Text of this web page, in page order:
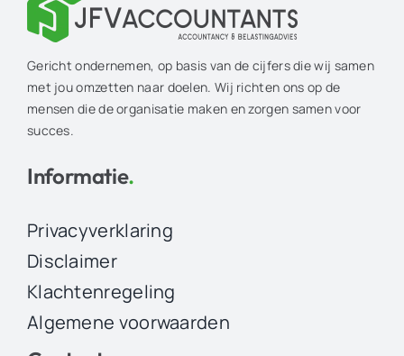
Gericht ondernemen, op basis van de cijfers die wij samen
met jou omzetten naar doelen. Wij richten ons op de
mensen die de organisatie maken en zorgen samen voor
succes.
Informatie.
Privacyverklaring
Disclaimer
Klachtenregeling
Algemene voorwaarden